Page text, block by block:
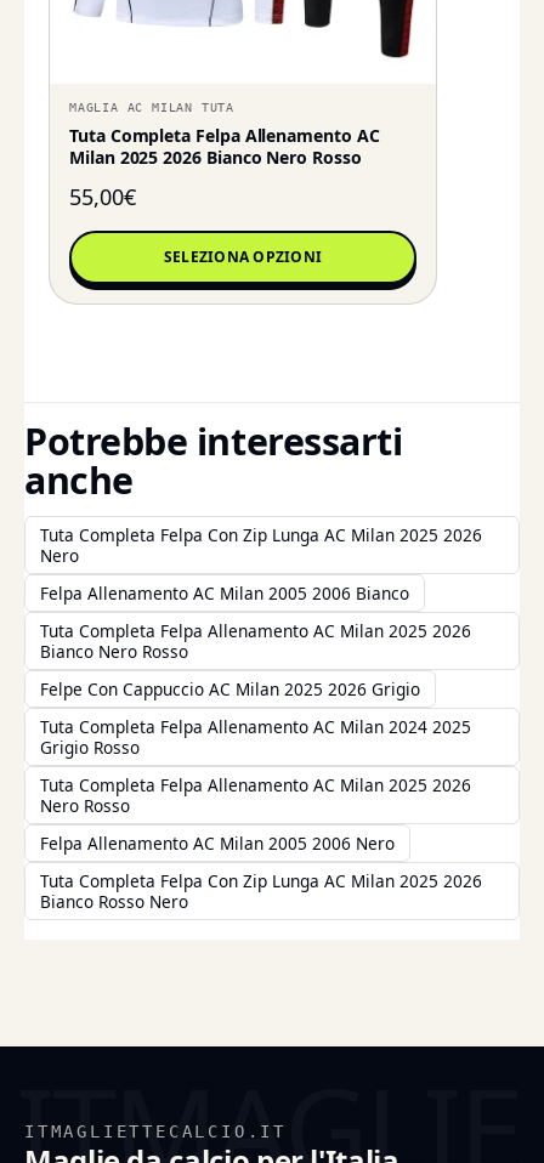
MAGLIA AC MILAN TUTA
Tuta Completa Felpa Allenamento AC
Milan 2025 2026 Bianco Nero Rosso
55,00€
SELEZIONA OPZIONI
Potrebbe interessarti
anche
Tuta Completa Felpa Con Zip Lunga AC Milan 2025 2026
Nero
Felpa Allenamento AC Milan 2005 2006 Bianco
Tuta Completa Felpa Allenamento AC Milan 2025 2026
Bianco Nero Rosso
Felpe Con Cappuccio AC Milan 2025 2026 Grigio
Tuta Completa Felpa Allenamento AC Milan 2024 2025
Grigio Rosso
Tuta Completa Felpa Allenamento AC Milan 2025 2026
Nero Rosso
Felpa Allenamento AC Milan 2005 2006 Nero
Tuta Completa Felpa Con Zip Lunga AC Milan 2025 2026
Bianco Rosso Nero
ITMAGLIETTECALCIO.IT